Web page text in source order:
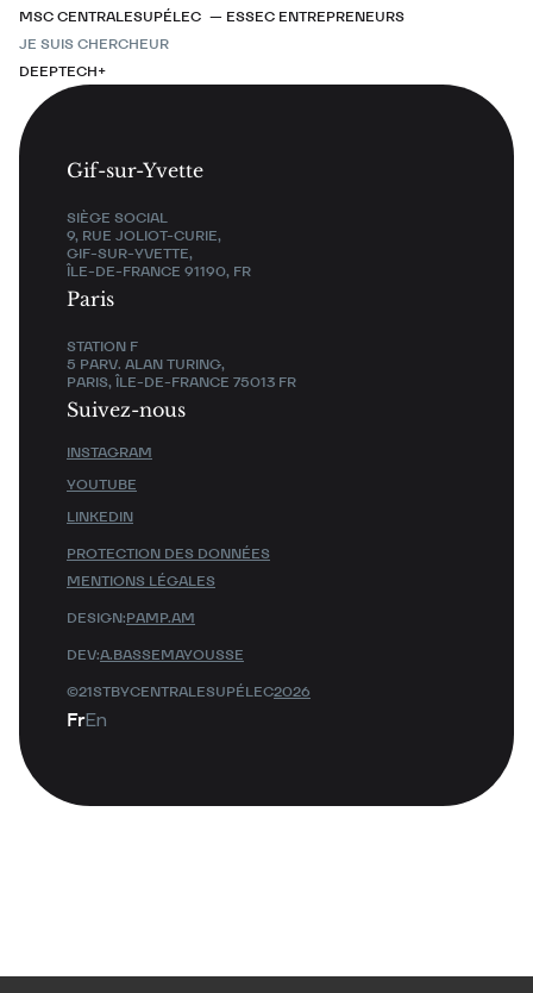
MSC CENTRALESUPÉLEC — ESSEC ENTREPRENEURS
JE SUIS CHERCHEUR
DEEPTECH+
Gif-sur-Yvette
SIÈGE SOCIAL
9, RUE JOLIOT-CURIE,
GIF-SUR-YVETTE,
ÎLE-DE-FRANCE 91190, FR
Paris
STATION F
5 PARV. ALAN TURING,
PARIS, ÎLE-DE-FRANCE 75013 FR
Suivez-nous
INSTAGRAM
YOUTUBE
LINKEDIN
FrEn
©21STBYCENTRALESUPÉLEC2026
DESIGN:PAMP.AM
DEV:A.BASSEMAYOUSSE
PROTECTION DES DONNÉES
MENTIONS LÉGALES